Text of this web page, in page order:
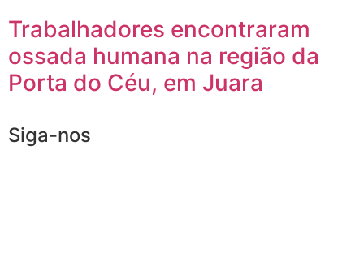
Trabalhadores encontraram
ossada humana na região da
Porta do Céu, em Juara
Siga-nos